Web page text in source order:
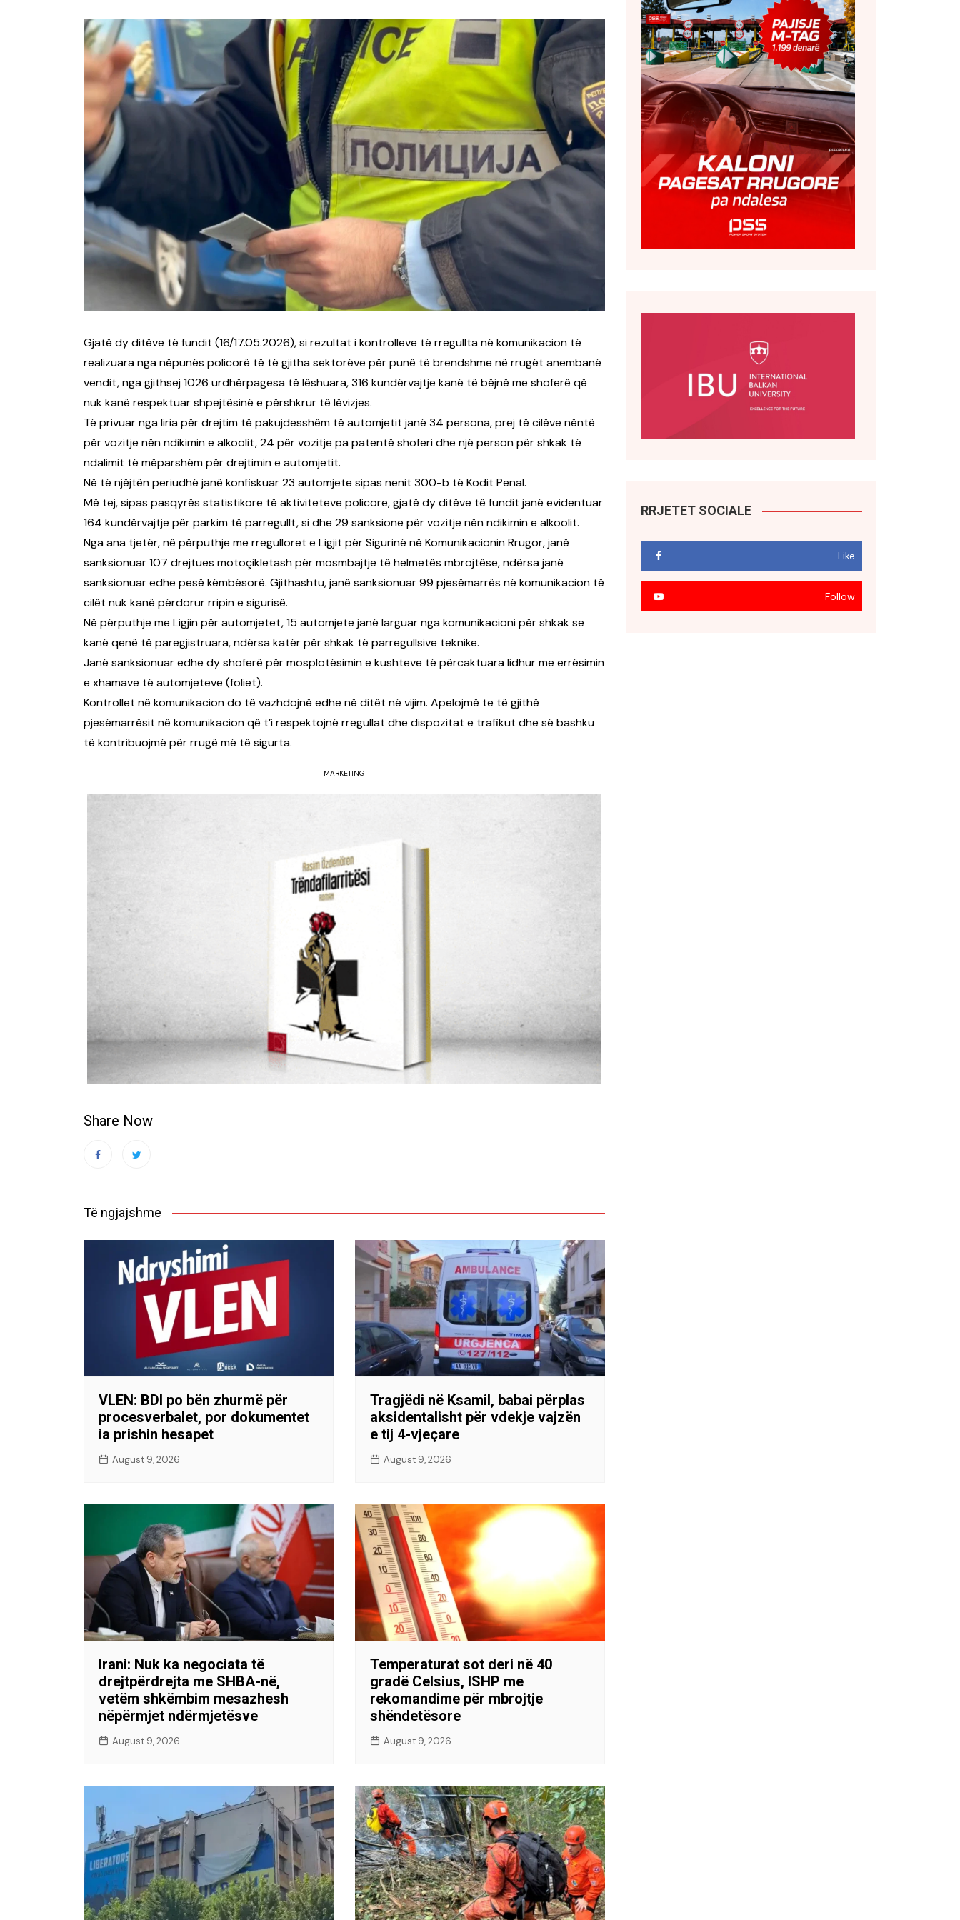
GJURMË
INTERVISTA EMISION
KONAKU
KU E KISHIM FJALEN
LIGJERATE FETARE
PARADITE ME NE
PIKËPAMJE
RECETA E DITES
RELAKS
RETRO JAVORE
Gjatë dy ditëve të fundit (16/17.05.2026), si rezultat i kontrolleve të rregullta në komunikacion të
realizuara nga nëpunës policorë të të gjitha sektorëve për punë të brendshme në rrugët anembanë
vendit, nga gjithsej 1026 urdhërpagesa të lëshuara, 316 kundërvajtje kanë të bëjnë me shoferë që
nuk kanë respektuar shpejtësinë e përshkrur të lëvizjes.
Të privuar nga liria për drejtim të pakujdesshëm të automjetit janë 34 persona, prej të cilëve nëntë
për vozitje nën ndikimin e alkoolit, 24 për vozitje pa patentë shoferi dhe një person për shkak të
ndalimit të mëparshëm për drejtimin e automjetit.
Në të njëjtën periudhë janë konfiskuar 23 automjete sipas nenit 300-b të Kodit Penal.
Më tej, sipas pasqyrës statistikore të aktiviteteve policore, gjatë dy ditëve të fundit janë evidentuar
164 kundërvajtje për parkim të parregullt, si dhe 29 sanksione për vozitje nën ndikimin e alkoolit.
Nga ana tjetër, në përputhje me rregulloret e Ligjit për Sigurinë në Komunikacionin Rrugor, janë
sanksionuar 107 drejtues motoçikletash për mosmbajtje të helmetës mbrojtëse, ndërsa janë
sanksionuar edhe pesë këmbësorë. Gjithashtu, janë sanksionuar 99 pjesëmarrës në komunikacion të
cilët nuk kanë përdorur rripin e sigurisë.
Në përputhje me Ligjin për automjetet, 15 automjete janë larguar nga komunikacioni për shkak se
kanë qenë të paregjistruara, ndërsa katër për shkak të parregullsive teknike.
Janë sanksionuar edhe dy shoferë për mosplotësimin e kushteve të përcaktuara lidhur me errësimin
e xhamave të automjeteve (foliet).
Kontrollet në komunikacion do të vazhdojnë edhe në ditët në vijim. Apelojmë te të gjithë
pjesëmarrësit në komunikacion që t’i respektojnë rregullat dhe dispozitat e trafikut dhe së bashku
të kontribuojmë për rrugë më të sigurta.
MARKETING
Share Now
Të ngjajshme
VLEN: BDI po bën zhurmë për
procesverbalet, por dokumentet
ia prishin hesapet
August 9, 2026
Tragjëdi në Ksamil, babai përplas
aksidentalisht për vdekje vajzën
e tij 4-vjeçare
August 9, 2026
Irani: Nuk ka negociata të
drejtpërdrejta me SHBA-në,
vetëm shkëmbim mesazhesh
nëpërmjet ndërmjetësve
August 9, 2026
Temperaturat sot deri në 40
gradë Celsius, ISHP me
rekomandime për mbrojtje
shëndetësore
August 9, 2026
RRJETET SOCIALE
Like
Follow